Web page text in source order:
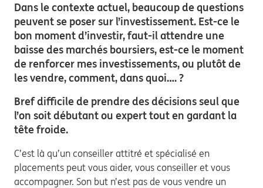
Dans le contexte actuel, beaucoup de questions
peuvent se poser sur l’investissement. Est-ce le
bon moment d’investir, faut-il attendre une
baisse des marchés boursiers, est-ce le moment
de renforcer mes investissements, ou plutôt de
les vendre, comment, dans quoi…. ?
Bref difficile de prendre des décisions seul que
l’on soit débutant ou expert tout en gardant la
tête froide.
C’est là qu’un conseiller attitré et spécialisé en
placements peut vous aider, vous conseiller et vous
accompagner. Son but n’est pas de vous vendre un